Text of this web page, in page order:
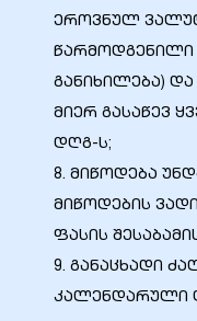
ეროვნულ
წარმოდგენილი
განიხილება)
მიერ გასაწევ
დღგ-ს;
8. მიწოდება
მიწოდების
ფასის
9. განაცხადი
კალენდარული